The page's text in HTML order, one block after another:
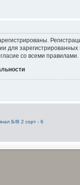
для
со всеми правилами.
Б/В 2 сорт - 6